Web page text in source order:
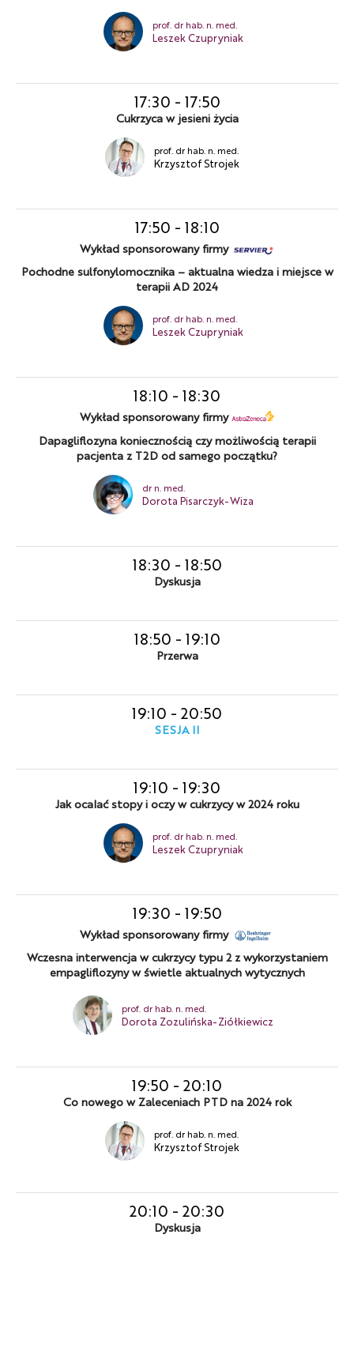
prof. dr hab. n. med.
Leszek Czupryniak
17:30 - 17:50
Cukrzyca w jesieni życia
prof. dr hab. n. med.
Krzysztof Strojek
17:50 - 18:10
Wykład sponsorowany firmy
Pochodne sulfonylomocznika – aktualna wiedza i miejsce w
terapii AD 2024
prof. dr hab. n. med.
Leszek Czupryniak
18:10 - 18:30
Wykład sponsorowany firmy
Dapagliflozyna koniecznością czy możliwością terapii
pacjenta z T2D od samego początku?
dr n. med.
Dorota Pisarczyk-Wiza
18:30 - 18:50
Dyskusja
18:50 - 19:10
Przerwa
19:10 - 20:50
SESJA II
19:10 - 19:30
Jak ocalać stopy i oczy w cukrzycy w 2024 roku
prof. dr hab. n. med.
Leszek Czupryniak
19:30 - 19:50
Wykład sponsorowany firmy
Wczesna interwencja w cukrzycy typu 2 z wykorzystaniem
empagliflozyny w świetle aktualnych wytycznych
prof. dr hab. n. med.
Dorota Zozulińska-Ziółkiewicz
19:50 - 20:10
Co nowego w Zaleceniach PTD na 2024 rok
prof. dr hab. n. med.
Krzysztof Strojek
20:10 - 20:30
Dyskusja